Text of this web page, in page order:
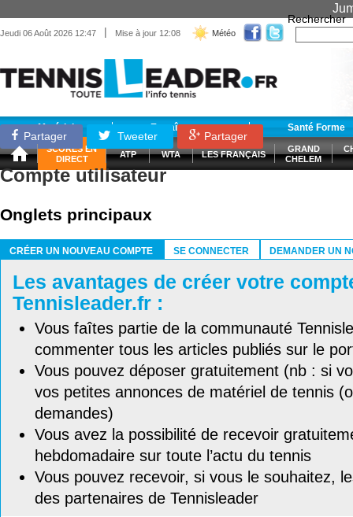
Jeudi 06 Août 2026 12:47 | Mise à jour 12:08 Météo
Rechercher
Matériel Entraînement Santé Forme
SCORES EN
DIRECT
ATP WTA LES FRANÇAIS
GRAND
CHELEM
Partager Tweeter Partager
Compte utilisateur
Onglets principaux
CRÉER UN NOUVEAU COMPTE
SE CONNECTER DEMANDER UN
Les avantages de créer votre
Tennisleader.fr :
Vous faîtes partie de la communauté
commenter tous les articles publiés sur le
Vous pouvez déposer gratuitement (nb : si
vos petites annonces de matériel de tennis
demandes)
Vous avez la possibilité de recevoir
hebdomadaire sur toute l’actu du tennis
Vous pouvez recevoir, si vous le souhaitez,
des partenaires de Tennisleader